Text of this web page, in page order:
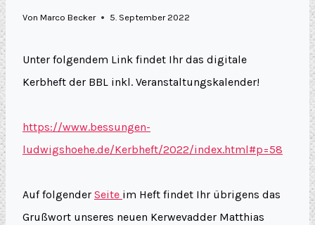
Von Marco Becker 5. September 2022
Unter folgendem Link findet Ihr das digitale
Kerbheft der BBL inkl. Veranstaltungskalender!
https://www.bessungen-
ludwigshoehe.de/Kerbheft/2022/index.html#p=58
Auf folgender Seite im Heft findet Ihr übrigens das
Grußwort unseres neuen Kerwevadder Matthias